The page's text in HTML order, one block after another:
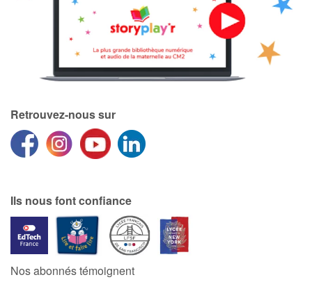
Retrouvez-nous sur
Ils nous font confiance
Nos abonnés témoignent